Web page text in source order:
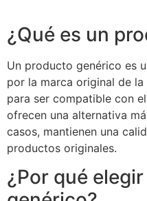
¿Qué es un
Un producto genérico es
por la marca original de
para ser compatible con
ofrecen una alternativa
casos, mantienen una
productos originales.
¿Por qué